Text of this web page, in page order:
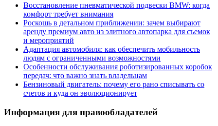
Восстановление пневматической подвески BMW: когда
комфорт требует внимания
Роскошь в детальном приближении: зачем выбирают
аренду премиум авто из элитного автопарка для съемок
и мероприятий
Адаптация автомобиля: как обеспечить мобильность
людям с ограниченными возможностями
Особенности обслуживания роботизированных коробок
передач: что важно знать владельцам
Бензиновый двигатель: почему его рано списывать со
счетов и куда он эволюционирует
Информация для правообладателей